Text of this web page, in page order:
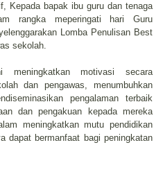
Kepada bapak ibu guru dan tenaga
rangka meperingati hari Guru
Lomba Penulisan Best
sekolah.
meningkatkan motivasi secara
dan pengawas, menumbuhkan
pengalaman terbaik
dan pengakuan kepada mereka
meningkatkan mutu pendidikan
dapat bermanfaat bagi peningkatan